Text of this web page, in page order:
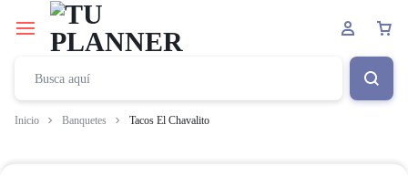
Inicio Banquetes Tacos El Chavalito